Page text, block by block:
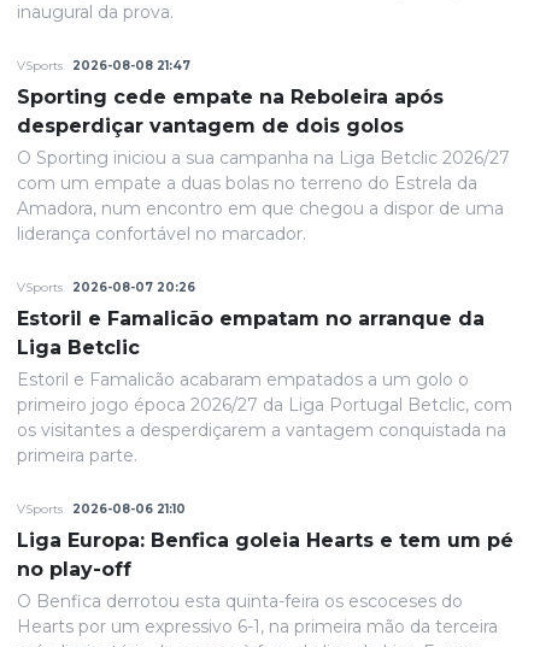
inaugural da prova.
VSports 2026-08-08 21:47
Sporting cede empate na Reboleira após
desperdiçar vantagem de dois golos
O Sporting iniciou a sua campanha na Liga Betclic 2026/27
com um empate a duas bolas no terreno do Estrela da
Amadora, num encontro em que chegou a dispor de uma
liderança confortável no marcador.
VSports 2026-08-07 20:26
Estoril e Famalicão empatam no arranque da
Liga Betclic
Estoril e Famalicão acabaram empatados a um golo o
primeiro jogo época 2026/27 da Liga Portugal Betclic, com
os visitantes a desperdiçarem a vantagem conquistada na
primeira parte.
VSports 2026-08-06 21:10
Liga Europa: Benfica goleia Hearts e tem um pé
no play-off
O Benfica derrotou esta quinta-feira os escoceses do
Hearts por um expressivo 6-1, na primeira mão da terceira